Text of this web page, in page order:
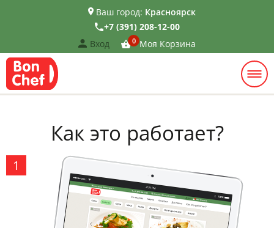
Ваш город: Красноярск
+7 (391) 208-12-00
Вход
0 Моя Корзина
Как это работает?